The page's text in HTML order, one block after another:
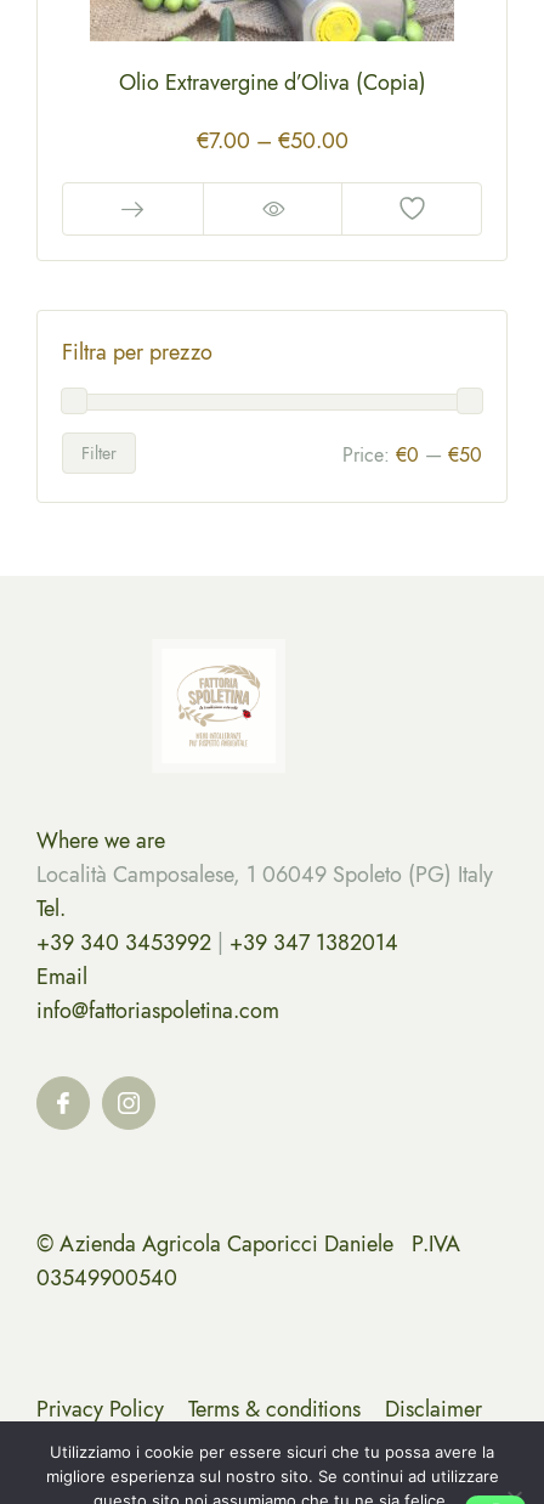
Olio Extravergine d’Oliva (Copia)
€7.00 – €50.00Price
€7.00
through
product
has
variants.
The
options
may
be
chosen
Filtra per prezzo
Filter Price: €0 — €50
Where we are
Località Camposalese, 1 06049 Spoleto (PG) Italy
Tel.
+39 340 3453992 | +39 347 1382014
Email
info@fattoriaspoletina.com
© Azienda Agricola Caporicci Daniele P.IVA
03549900540
Privacy Policy Terms & conditions Disclaimer
Utilizziamo i cookie per essere sicuri che tu possa avere la
migliore esperienza sul nostro sito. Se continui ad utilizzare